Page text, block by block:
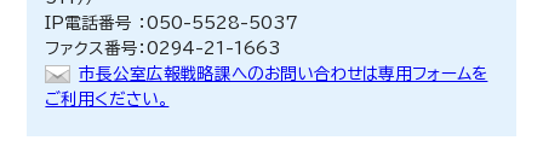
IP電話番号 ：050-5528-5037
ファクス番号：0294-21-1663
市長公室広報戦略課へのお問い合わせは専用フォームを
ご利用ください。